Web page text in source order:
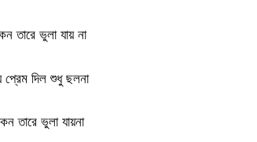
তারে ভুলা যায় না
প্রেম দিল শুধু ছলনা
তারে ভুলা যায়না